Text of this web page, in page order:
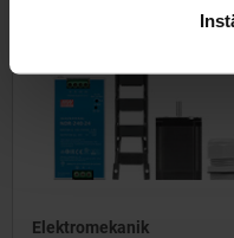
Elektromekanik